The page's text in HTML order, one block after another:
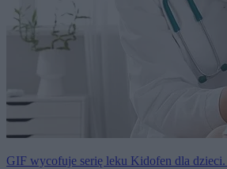
GIF wycofuje serię leku Kidofen dla